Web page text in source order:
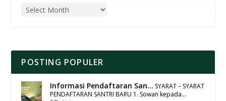
POSTING POPULER
Informasi Pendaftaran San... SYARAT – SYARAT
PENDAFTARAN SANTRI BARU 1. Sowan kepada...